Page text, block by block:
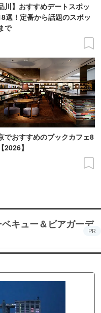
川】おすすめデートスポッ
選！定番から話題のスポッ
で
でおすすめのブックカフェ8
2026】
キュー＆ビアガーデ
PR